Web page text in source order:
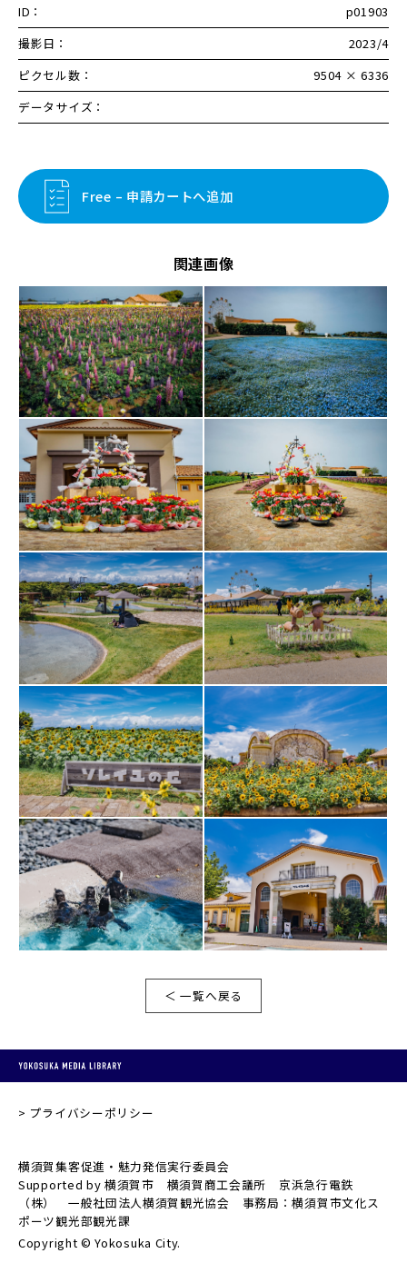
ID：
p01903
撮影日：
2023/4
ピクセル数：
9504 × 6336
データサイズ：
Free – 申請カートへ追加
関連画像
＜ 一覧へ戻る
プライバシーポリシー
横須賀集客促進・魅力発信実行委員会
Supported by 横須賀市 横須賀商工会議所 京浜急行電鉄
（株） 一般社団法人横須賀観光協会 事務局：横須賀市文化ス
ポーツ観光部観光課
Copyright © Yokosuka City.